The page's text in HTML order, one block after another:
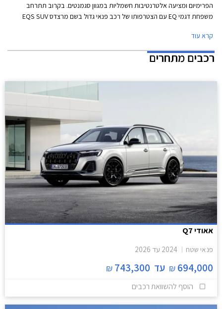
הפרימיום ומציעה אלטרנטיבות חשמליות במגוון סגמנטים. בקרוב תתרחב
משפחת דגמי EQ עם הצטרפותו של רכב פנאי גדול בשם מרצדס EQS SUV
במסגרת חניכת מפעל סוללות חדש למרצדס על אדמת ארצות הברית.
קרא עוד
רכבים מתחרים
אאודי Q7
פנאי שטח 2024 עד 2026
694,000
₪ עד 743,300
₪
הוסף להשוואת רכבים